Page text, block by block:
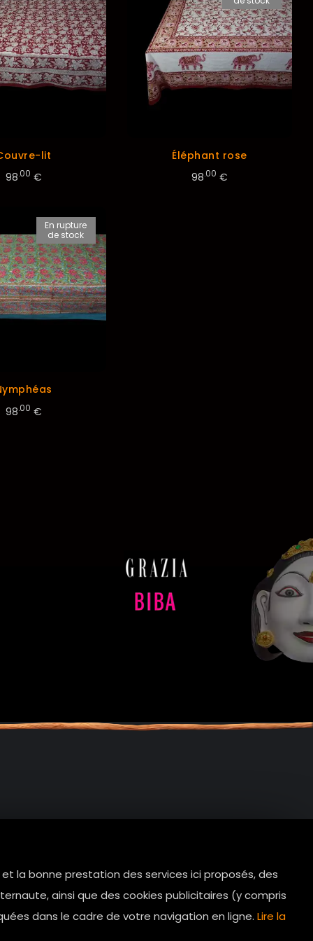
la bonne prestation des services ici proposés, des
ainsi que des cookies publicitaires (y compris
dans le cadre de votre navigation en ligne. Lire la
lit
98.00 €
Éléphant rose
98.00 €
En rupture
de stock
98.00 €
Horaires d’ouverture: 11h - 19h30 Du